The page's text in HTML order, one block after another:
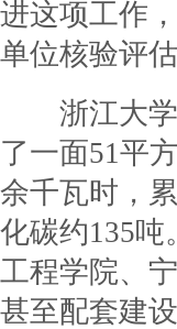
进这项工作
单位核验评
浙江大学
了一面51平
余千瓦时，
化碳约135
工程学院、
甚至配套建